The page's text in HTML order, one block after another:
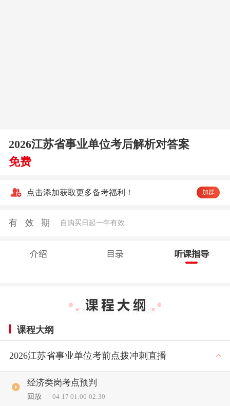
2026江苏省事业单位考后解析对答案
免费
点击添加获取更多备考福利！ 加群
有效期 自购买日起一年有效
介绍 目录 听课指导
课程大纲
2026江苏省事业单位考前点拨冲刺直播
经济类岗考点预判
回放 04-17 01:00-02:30